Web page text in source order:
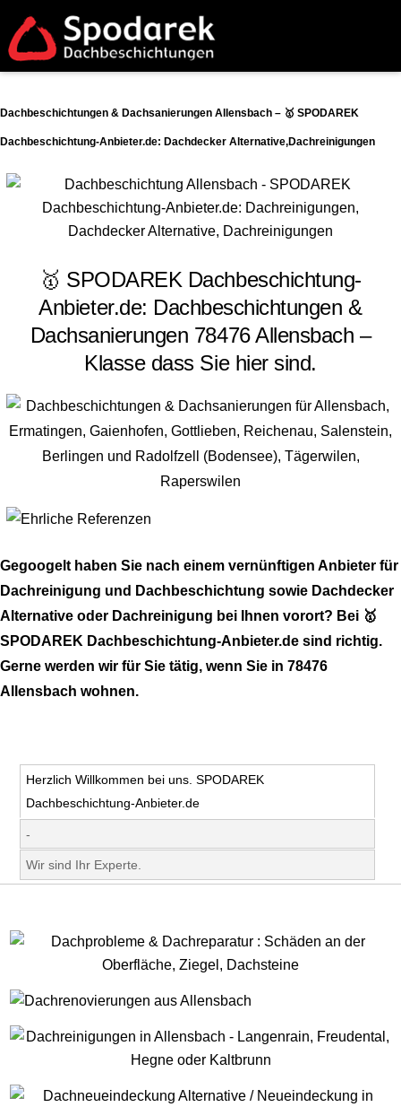
Dachbeschichtungen & Dachsanierungen Allensbach – 🥇 SPODAREK
Dachbeschichtung-Anbieter.de: Dachdecker Alternative,Dachreinigungen
🥇 SPODAREK Dachbeschichtung-
Anbieter.de: Dachbeschichtungen &
Dachsanierungen 78476 Allensbach –
Klasse dass Sie hier sind.
Gegoogelt haben Sie nach einem vernünftigen Anbieter für
Dachreinigung und Dachbeschichtung sowie Dachdecker
Alternative oder Dachreinigung bei Ihnen vorort? Bei 🥇
SPODAREK Dachbeschichtung-Anbieter.de sind richtig.
Gerne werden wir für Sie tätig, wenn Sie in 78476
Allensbach wohnen.
Herzlich Willkommen bei uns. SPODAREK
Dachbeschichtung-Anbieter.de
-
Wir sind Ihr Experte.